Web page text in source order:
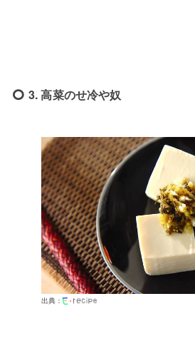
3. 高菜のせ冷や奴
出典：